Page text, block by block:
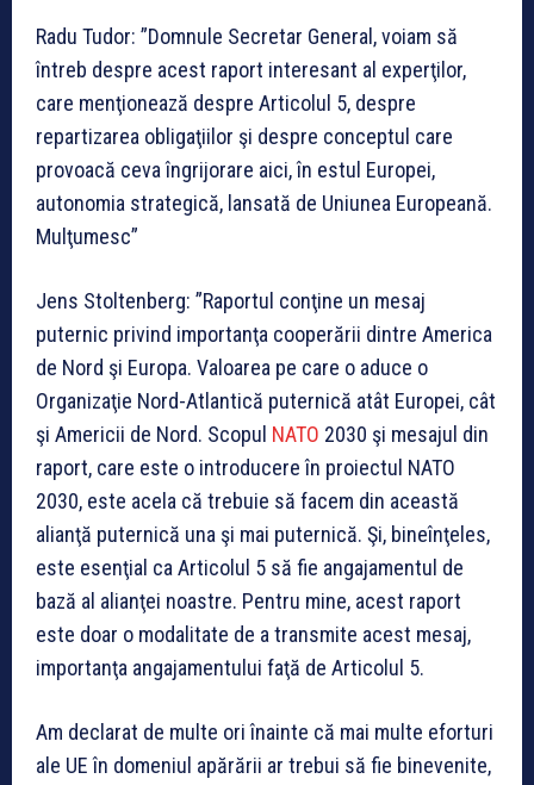
Radu Tudor: ”Domnule Secretar General, voiam să
întreb despre acest raport interesant al experţilor,
care menţionează despre Articolul 5, despre
repartizarea obligaţiilor şi despre conceptul care
provoacă ceva îngrijorare aici, în estul Europei,
autonomia strategică, lansată de Uniunea Europeană.
Mulţumesc”
Jens Stoltenberg: ”Raportul conţine un mesaj
puternic privind importanţa cooperării dintre America
de Nord şi Europa. Valoarea pe care o aduce o
Organizaţie Nord-Atlantică puternică atât Europei, cât
şi Americii de Nord. Scopul NATO 2030 şi mesajul din
raport, care este o introducere în proiectul NATO
2030, este acela că trebuie să facem din această
alianţă puternică una şi mai puternică. Şi, bineînţeles,
este esenţial ca Articolul 5 să fie angajamentul de
bază al alianţei noastre. Pentru mine, acest raport
este doar o modalitate de a transmite acest mesaj,
importanţa angajamentului faţă de Articolul 5.
Am declarat de multe ori înainte că mai multe eforturi
ale UE în domeniul apărării ar trebui să fie binevenite,